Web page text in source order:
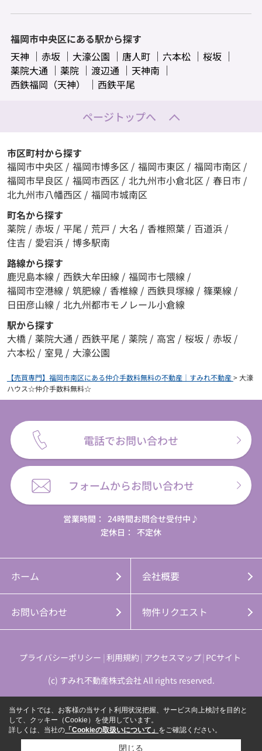
福岡市中央区にある駅から探す
天神
赤坂 大濠公園 唐人町 六本松
桜坂
薬院大通
薬院 渡辺通
天神南
西鉄福岡（天神）
西鉄平尾
ページトップへ
市区町村から探す
福岡市中央区 / 福岡市博多区 / 福岡市東区 / 福岡市南区 /
福岡市早良区 / 福岡市西区 / 北九州市小倉北区 / 春日市 /
北九州市八幡西区 / 福岡市城南区
町名から探す
薬院 / 赤坂 / 平尾 / 荒戸 / 大名 / 香椎照葉 / 百道浜 /
住吉 / 愛宕浜 / 博多駅南
路線から探す
鹿児島本線 / 西鉄大牟田線 / 福岡市七隈線 /
福岡市空港線 / 筑肥線 / 香椎線 / 西鉄貝塚線 / 篠栗線 /
日田彦山線 / 北九州都市モノレール小倉線
駅から探す
大橋 / 薬院大通 / 西鉄平尾 / 薬院 / 高宮 / 桜坂 / 赤坂 /
六本松 / 室見 / 大濠公園
【売買専門】福岡市南区にある仲介手数料無料の不動産｜すみれ不動産>大濠
ハウス☆仲介手数料無料☆
電話でお問い合わせ
フォームからお問い合わせ
営業時間：
24時間お問合せ受付中♪
定休日：
不定休
ホーム 会社概要
お問い合わせ 物件リクエスト
プライバシーポリシー 利用規約 アクセスマップ PCサイト
(c) すみれ不動産株式会社 All rights reserved.
当サイトでは、お客様の当サイト利用状況把握、サービス向上検討を目的と
して、クッキー（Cookie）を使用しています。
詳しくは、当社の 「Cookieの取扱いについて」 をご確認ください。
閉じる